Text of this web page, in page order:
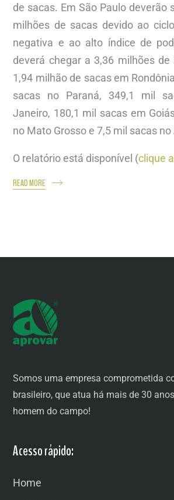
de sacas. Em São Paulo deverão
milhões de sacas devido ao
negativa e ao alto índice de
deverá chegar a 3,36 milhões de
1,94 milhão de sacas em
sacas no Paraná, 349,1 mil
Janeiro, 180,1 mil sacas em
no Mato Grosso e 7,5 mil sacas
O relatório está disponível (clique
READ MORE
Somos uma empresa comprometida
brasileiro, que atua há mais de 30
homem do campo!
Acesso rápido:
Home